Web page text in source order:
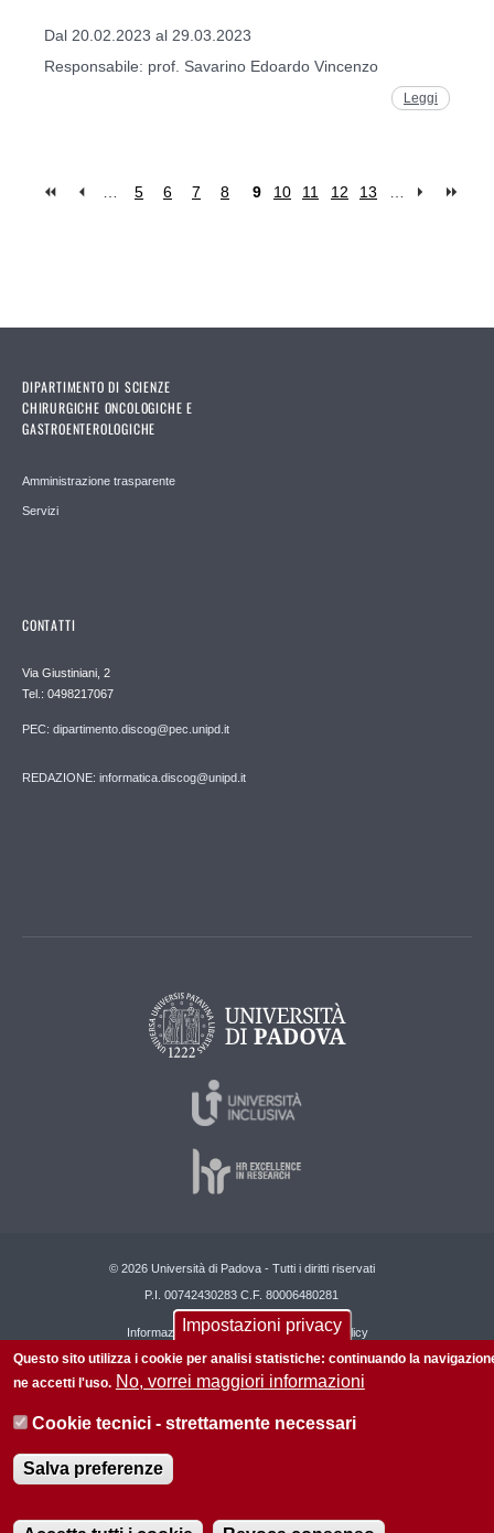
Dal 20.02.2023 al 29.03.2023
Responsabile: prof. Savarino Edoardo Vincenzo
Leggi
5 6 7 8 9 10 11 12 13
DIPARTIMENTO DI SCIENZE
CHIRURGICHE ONCOLOGICHE E
GASTROENTEROLOGICHE
Amministrazione trasparente
Servizi
CONTATTI
Via Giustiniani, 2
Tel.: 0498217067
PEC: dipartimento.discog@pec.unipd.it
REDAZIONE: informatica.discog@unipd.it
© 2026 Università di Padova - Tutti i diritti riservati
P.I. 00742430283 C.F. 80006480281
Informazioni su questo sito Privacy policy
Impostazioni privacy
Questo sito utilizza i cookie per analisi statistiche: continuando la
ne accetti l'uso. No, vorrei maggiori informazioni
Cookie tecnici - strettamente necessari
Salva preferenze